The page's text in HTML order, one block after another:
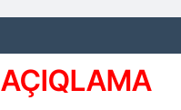
AÇIQLAMA